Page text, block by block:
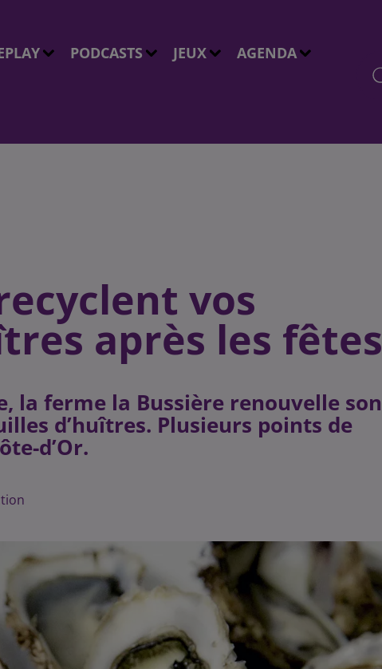
PODCASTS JEUX AGENDA
vos
après les fêtes
la ferme la Bussière renouvelle son
d’huîtres. Plusieurs points de
d’Or.